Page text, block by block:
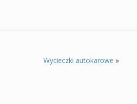
Wycieczki autokarowe »